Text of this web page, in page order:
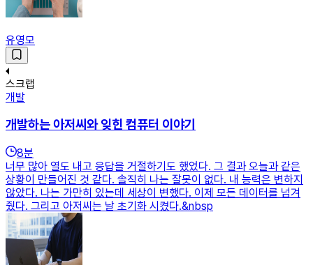
유영모
스크랩
개발
개발하는 아저씨와 잊힌 컴퓨터 이야기
8분
너무 많아 열도 내고 응답을 거절하기도 했었다. 그 결과 오늘과 같은
상황이 만들어진 것 같다. 솔직히 나는 잘못이 없다. 내 능력은 변하지
않았다. 나는 가만히 있는데 세상이 변했다. 이제 모든 데이터를 넘겨
줬다. 그리고 아저씨는 날 초기화 시켰다.&nbsp